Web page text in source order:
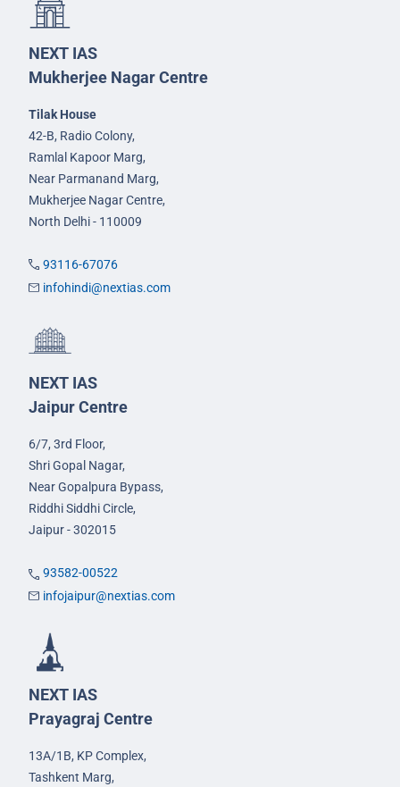
NEXT IAS
Mukherjee Nagar Centre
Tilak House
42-B, Radio Colony,
Ramlal Kapoor Marg,
Near Parmanand Marg,
Mukherjee Nagar Centre,
North Delhi - 110009
93116-67076
infohindi@nextias.com
NEXT IAS
Jaipur Centre
6/7, 3rd Floor,
Shri Gopal Nagar,
Near Gopalpura Bypass,
Riddhi Siddhi Circle,
Jaipur - 302015
93582-00522
infojaipur@nextias.com
NEXT IAS
Prayagraj Centre
13A/1B, KP Complex,
Tashkent Marg,